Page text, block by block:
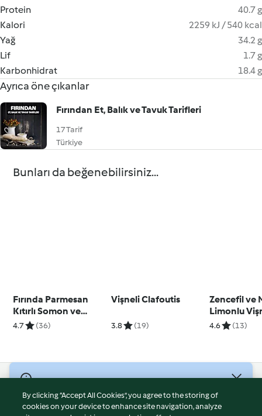
Protein
40.7 g
Kalori
2259 kJ / 540 kcal
Yağ
34.2 g
Lif
1.7 g
Karbonhidrat
18.4 g
Ayrıca öne çıkanlar
Fırından Et, Balık ve Tavuk Tarifleri
17 Tarif
Türkiye
Bunları da beğenebilirsiniz...
Fırında Parmesan
Kıtırlı Somon ve
Sebzeler, Limonlu
4.7 (36)
Vişneli Clafoutis
3.8 (19)
Zencefil ve
Limonlu
4.6 (13)
Hizmet Koşulları
By clicking “Accept All Cookies”, you agree to the storing of
cookies on your device to enhance site navigation, analyze